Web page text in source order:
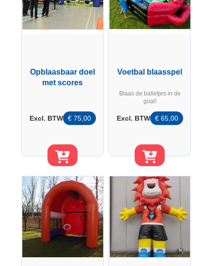
Opblaasbaar doel
met scores
€ 75,00
Excl. BTW
Voetbal blaasspel
Blaas de balletjes in de
goal!
€ 65,00
Excl. BTW